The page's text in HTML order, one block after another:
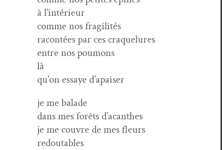
à l’intérieur
comme nos fragilités
racon­tées par ces craquelures
entre nos poumons
là
qu’on essaye d’apaiser
je me balade
dans mes forêts d’acanthes
je me cou­vre de mes fleurs
redoutables